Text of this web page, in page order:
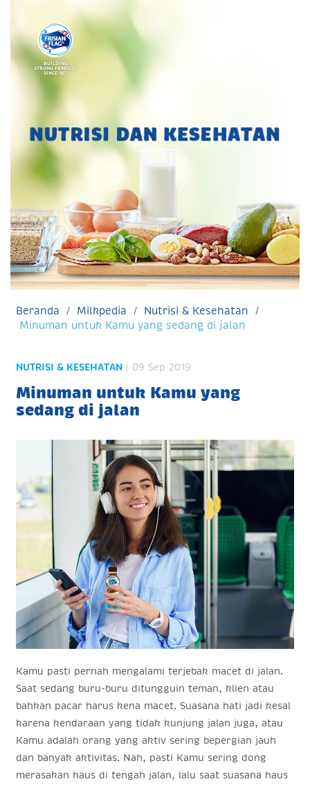
BUILDING
STRONG FAMILIES
SINCE 1871
Beranda Milkpedia
Nutrisi & Kesehatan
Minuman untuk Kamu yang sedang di jalan
NUTRISI & KESEHATAN | 09 Sep 2019
Minuman untuk Kamu yang
sedang di jalan
Kamu pasti pernah mengalami terjebak macet di jalan.
Saat sedang buru-buru ditungguin teman, klien atau
bahkan pacar harus kena macet. Suasana hati jadi kesal
karena kendaraan yang tidak kunjung jalan juga, atau
Kamu adalah orang yang aktiv sering bepergian jauh
dan banyak aktivitas. Nah, pasti Kamu sering dong
merasakan haus di tengah jalan, lalu saat suasana haus